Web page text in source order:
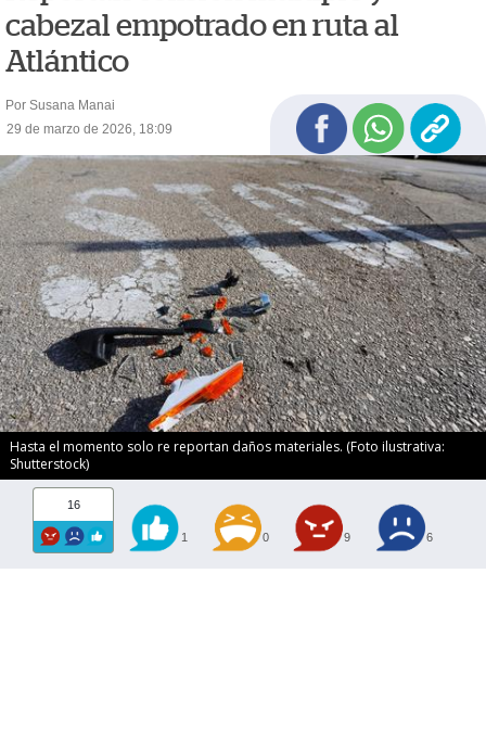
cabezal empotrado en ruta al
Atlántico
Por Susana Manai
29 de marzo de 2026, 18:09
Hasta el momento solo re reportan daños materiales. (Foto ilustrativa:
Shutterstock)
16
1 0 9 6